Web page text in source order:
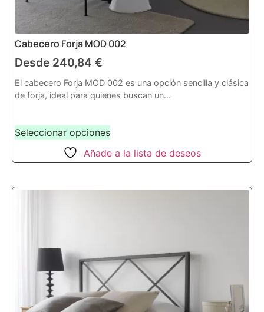
Cabecero Forja MOD 002
Desde 240,84 €
El cabecero Forja MOD 002 es una opción sencilla y clásica
de forja, ideal para quienes buscan un...
Seleccionar opciones
Añade a la lista de deseos